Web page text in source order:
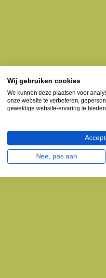
Wij gebruiken cookies
We kunnen deze plaatsen voor
onze website te verbeteren,
geweldige website-ervaring te bieden.
Nee, pas aan